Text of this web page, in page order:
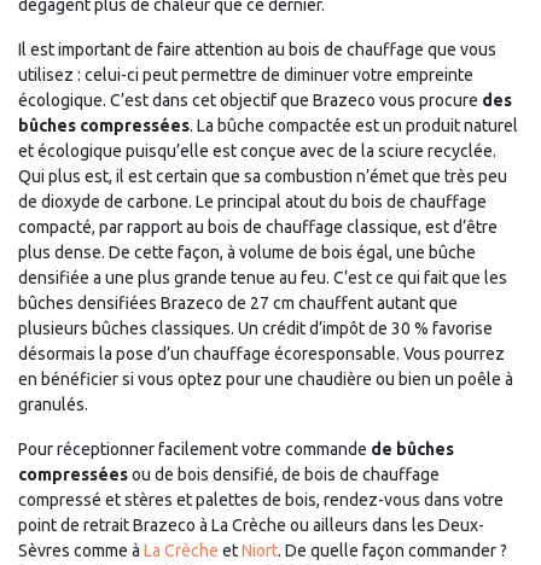
dégagent plus de chaleur que ce dernier.
Il est important de faire attention au bois de chauffage que vous
utilisez : celui-ci peut permettre de diminuer votre empreinte
écologique. C’est dans cet objectif que Brazeco vous procure des
bûches compressées. La bûche compactée est un produit naturel
et écologique puisqu’elle est conçue avec de la sciure recyclée.
Qui plus est, il est certain que sa combustion n’émet que très peu
de dioxyde de carbone. Le principal atout du bois de chauffage
compacté, par rapport au bois de chauffage classique, est d’être
plus dense. De cette façon, à volume de bois égal, une bûche
densifiée a une plus grande tenue au feu. C’est ce qui fait que les
bûches densifiées Brazeco de 27 cm chauffent autant que
plusieurs bûches classiques. Un crédit d’impôt de 30 % favorise
désormais la pose d’un chauffage écoresponsable. Vous pourrez
en bénéficier si vous optez pour une chaudière ou bien un poêle à
granulés.
Pour réceptionner facilement votre commande de bûches
compresséesou de bois densifié, de bois de chauffage
compressé et stères et palettes de bois, rendez-vous dans votre
point de retrait Brazeco à La Crèche ou ailleurs dans les Deux-
Sèvres comme à La Crèche etNiort. De quelle façon commander ?